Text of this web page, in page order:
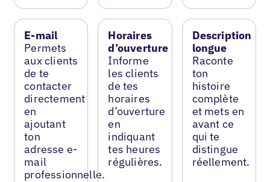
E-mail
Permets
aux clients
de te
contacter
directement
en
ajoutant
ton
adresse e-
mail
professionnelle.
Horaires
d’ouverture
Informe
les clients
de tes
horaires
d’ouverture
en
indiquant
tes heures
régulières.
Description
longue
Raconte
ton
histoire
complète
et mets en
avant ce
qui te
distingue
réellement.